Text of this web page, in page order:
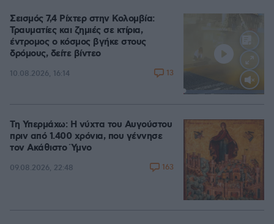
Σεισμός 7,4 Ρίχτερ στην Κολομβία:
Τραυματίες και ζημιές σε κτίρια,
έντρομος ο κόσμος βγήκε στους
δρόμους, δείτε βίντεο
10.08.2026, 16:14 13
Τη Υπερμάχω: Η νύχτα του Αυγούστου
πριν από 1.400 χρόνια, που γέννησε
τον Ακάθιστο Ύμνο
09.08.2026, 22:48 163